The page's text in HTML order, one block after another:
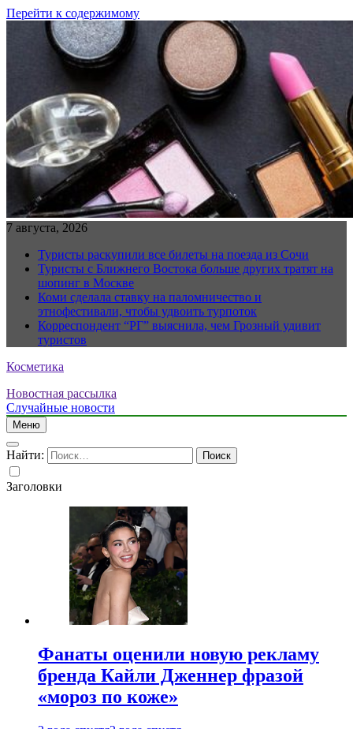
Перейти к содержимому
7 августа, 2026
Туристы раскупили все билеты на поезда из Сочи
Туристы с Ближнего Востока больше других тратят на
шопинг в Москве
Коми сделала ставку на паломничество и
этнофестивали, чтобы удвоить турпоток
Корреспондент “РГ” выяснила, чем Грозный удивит
туристов
Косметика
Новостная рассылка
Случайные новости
Меню
Найти:
Заголовки
Фанаты оценили новую рекламу
бренда Кайли Дженнер фразой
«мороз по коже»